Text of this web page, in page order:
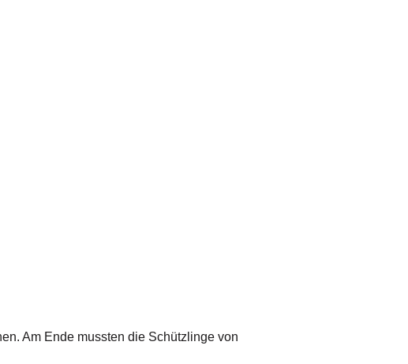
Am Ende mussten die Schützlinge von